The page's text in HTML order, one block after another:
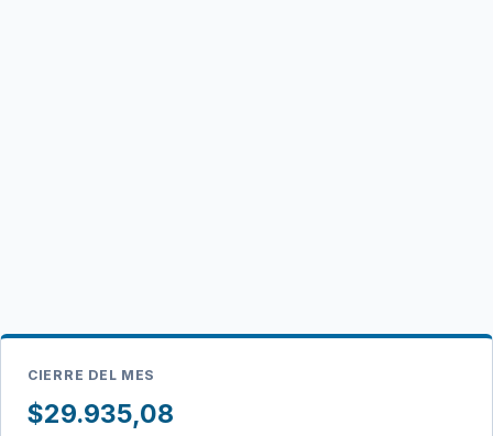
CIERRE DEL MES
$29.935,08